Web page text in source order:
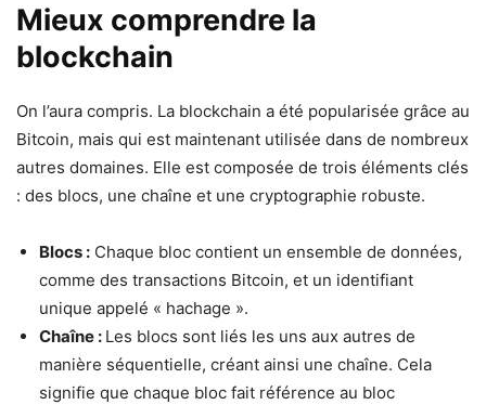
Mieux comprendre la
blockchain
On l’aura compris. La blockchain a été popularisée grâce au
Bitcoin, mais qui est maintenant utilisée dans de nombreux
autres domaines. Elle est composée de trois éléments clés
: des blocs, une chaîne et une cryptographie robuste.
Blocs : Chaque bloc contient un ensemble de données,
comme des transactions Bitcoin, et un identifiant
unique appelé « hachage ».
Chaîne : Les blocs sont liés les uns aux autres de
manière séquentielle, créant ainsi une chaîne. Cela
signifie que chaque bloc fait référence au bloc